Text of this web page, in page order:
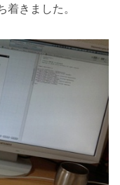
着きました。